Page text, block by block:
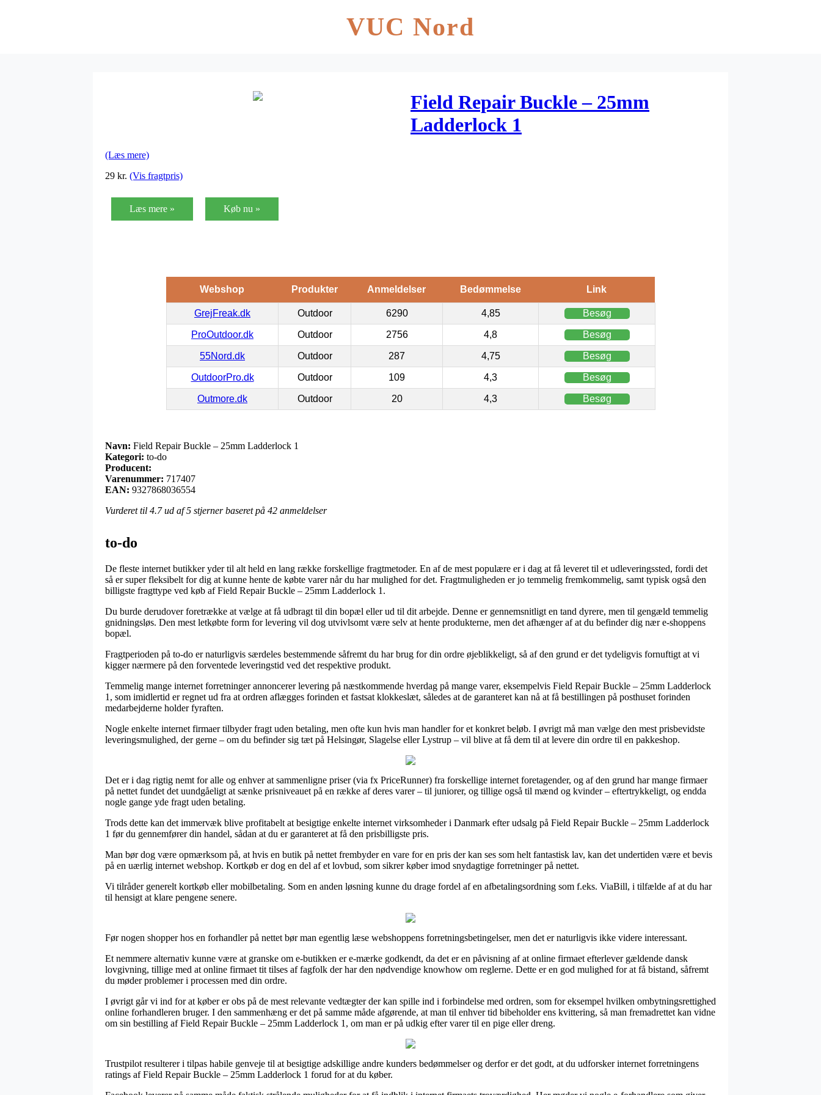
VUC Nord
Field Repair Buckle – 25mm
Ladderlock 1
(Læs mere)
29 kr. (Vis fragtpris)
Læs mere » Køb nu »
Webshop Produkter Anmeldelser Bedømmelse Link
GrejFreak.dk Outdoor 6290 4,85 Besøg
ProOutdoor.dk Outdoor 2756 4,8 Besøg
55Nord.dk Outdoor 287 4,75 Besøg
OutdoorPro.dk Outdoor 109 4,3 Besøg
Outmore.dk Outdoor 20 4,3 Besøg
Navn: Field Repair Buckle – 25mm Ladderlock 1
Kategori: to-do
Producent:
Varenummer: 717407
EAN: 9327868036554
Vurderet til 4.7ud af 5 stjerner baseret på 42 anmeldelser
to-do
De fleste internet butikker yder til alt held en lang række forskellige fragtmetoder. En af de mest populære er i dag at få leveret til et udleveringssted, fordi det
så er super fleksibelt for dig at kunne hente de købte varer når du har mulighed for det. Fragtmuligheden er jo temmelig fremkommelig, samt typisk også den
billigste fragttype ved køb af Field Repair Buckle – 25mm Ladderlock 1.
Du burde derudover foretrække at vælge at få udbragt til din bopæl eller ud til dit arbejde. Denne er gennemsnitligt en tand dyrere, men til gengæld temmelig
gnidningsløs. Den mest letkøbte form for levering vil dog utvivlsomt være selv at hente produkterne, men det afhænger af at du befinder dig nær e-shoppens
bopæl.
Fragtperioden på to-do er naturligvis særdeles bestemmende såfremt du har brug for din ordre øjeblikkeligt, så af den grund er det tydeligvis fornuftigt at vi
kigger nærmere på den forventede leveringstid ved det respektive produkt.
Temmelig mange internet forretninger annoncerer levering på næstkommende hverdag på mange varer, eksempelvis Field Repair Buckle – 25mm Ladderlock
1, som imidlertid er regnet ud fra at ordren aflægges forinden et fastsat klokkeslæt, således at de garanteret kan nå at få bestillingen på posthuset forinden
medarbejderne holder fyraften.
Nogle enkelte internet firmaer tilbyder fragt uden betaling, men ofte kun hvis man handler for et konkret beløb. I øvrigt må man vælge den mest prisbevidste
leveringsmulighed, der gerne – om du befinder sig tæt på Helsingør, Slagelse eller Lystrup – vil blive at få dem til at levere din ordre til en pakkeshop.
Det er i dag rigtig nemt for alle og enhver at sammenligne priser (via fx PriceRunner) fra forskellige internet foretagender, og af den grund har mange firmaer
på nettet fundet det uundgåeligt at sænke prisniveauet på en række af deres varer – til juniorer, og tillige også til mænd og kvinder – eftertrykkeligt, og endda
nogle gange yde fragt uden betaling.
Trods dette kan det immervæk blive profitabelt at besigtige enkelte internet virksomheder i Danmark efter udsalg på Field Repair Buckle – 25mm Ladderlock
1 før du gennemfører din handel, sådan at du er garanteret at få den prisbilligste pris.
Man bør dog være opmærksom på, at hvis en butik på nettet frembyder en vare for en pris der kan ses som helt fantastisk lav, kan det undertiden være et bevis
på en uærlig internet webshop. Kortkøb er dog en del af et lovbud, som sikrer køber imod snydagtige forretninger på nettet.
Vi tilråder generelt kortkøb eller mobilbetaling. Som en anden løsning kunne du drage fordel af en afbetalingsordning som f.eks. ViaBill, i tilfælde af at du har
til hensigt at klare pengene senere.
Før nogen shopper hos en forhandler på nettet bør man egentlig læse webshoppens forretningsbetingelser, men det er naturligvis ikke videre interessant.
Et nemmere alternativ kunne være at granske om e-butikken er e-mærke godkendt, da det er en påvisning af at online firmaet efterlever gældende dansk
lovgivning, tillige med at online firmaet tit tilses af fagfolk der har den nødvendige knowhow om reglerne. Dette er en god mulighed for at få bistand, såfremt
du møder problemer i processen med din ordre.
I øvrigt går vi ind for at køber er obs på de mest relevante vedtægter der kan spille ind i forbindelse med ordren, som for eksempel hvilken ombytningsrettighed
online forhandleren bruger. I den sammenhæng er det på samme måde afgørende, at man til enhver tid bibeholder ens kvittering, så man fremadrettet kan vidne
om sin bestilling af Field Repair Buckle – 25mm Ladderlock 1, om man er på udkig efter varer til en pige eller dreng.
Trustpilot resulterer i tilpas habile genveje til at besigtige adskillige andre kunders bedømmelser og derfor er det godt, at du udforsker internet forretningens
ratings af Field Repair Buckle – 25mm Ladderlock 1 forud for at du køber.